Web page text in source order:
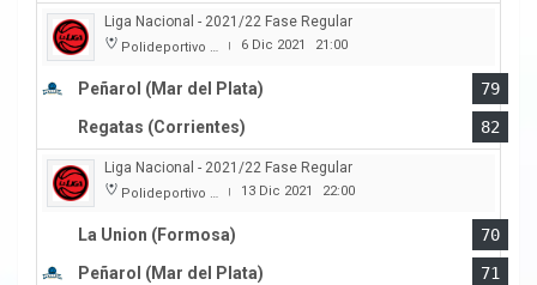
Liga Nacional - 2021/22 Fase Regular
Polideportivo Islas Malvinas | 6 Dic 2021 21:00
Peñarol (Mar del Plata)
79
Regatas (Corrientes)
82
Liga Nacional - 2021/22 Fase Regular
Polideportivo Cincuentenario | 13 Dic 2021 22:00
La Union (Formosa)
70
Peñarol (Mar del Plata)
71